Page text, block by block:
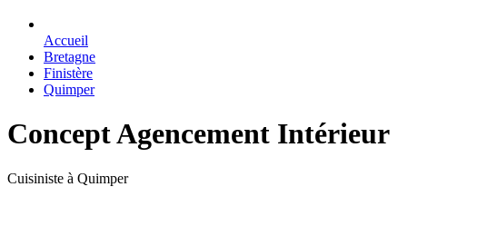
Accueil
Bretagne
Finistère
Quimper
Concept Agencement Intérieur
Cuisiniste à Quimper